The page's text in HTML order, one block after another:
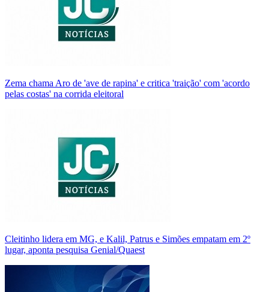
Zema chama Aro de 'ave de rapina' e critica 'traição' com 'acordo
pelas costas' na corrida eleitoral
Cleitinho lidera em MG, e Kalil, Patrus e Simões empatam em 2º
lugar, aponta pesquisa Genial/Quaest